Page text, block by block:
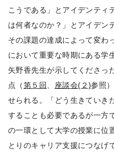
こうである」とアイデンティ
は何者なのか？」とアイデン
その課題の達成によって変わ
において重要な時期にある学
矢野香先生が示してくださっ
点（第５回 座談会(２)参照
せられる。「どう生きていき
することも必要であるが一方
の一環として大学の授業に位
とりのキャリア支援につなげ